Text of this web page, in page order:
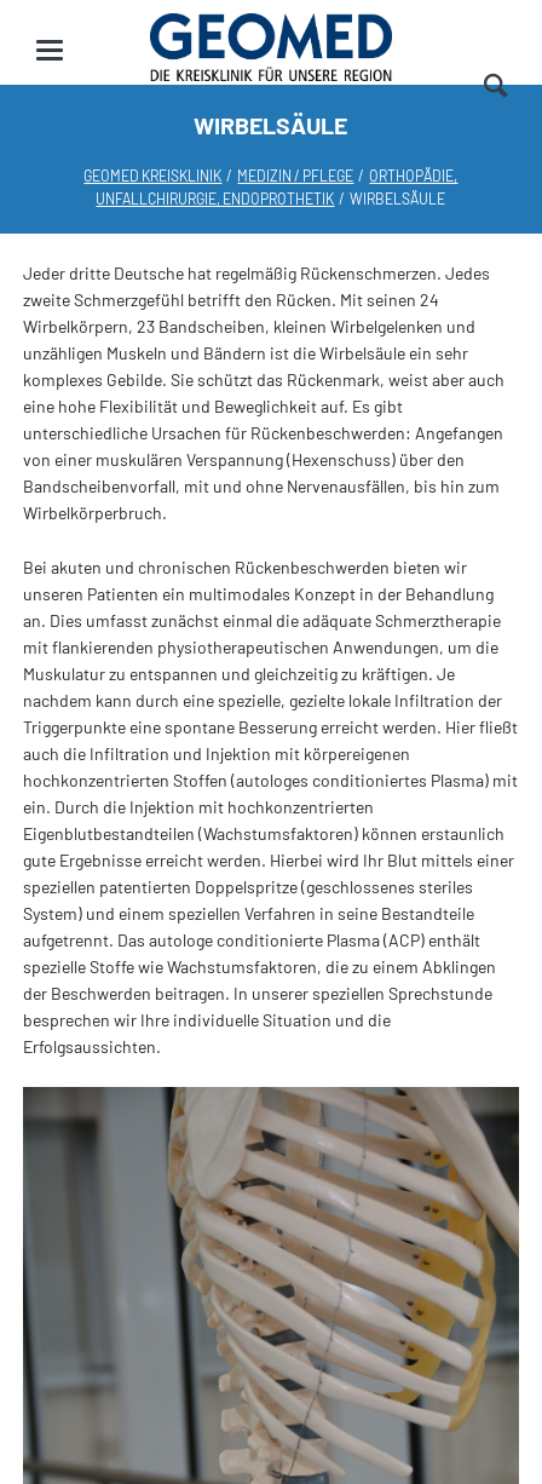
WIRBELSÄULE
GEOMED KREISKLINIK MEDIZIN / PFLEGE
ORTHOPÄDIE,
UNFALLCHIRURGIE, ENDOPROTHETIK
WIRBELSÄULE
Jeder dritte Deutsche hat regelmäßig Rückenschmerzen. Jedes
zweite Schmerzgefühl betrifft den Rücken. Mit seinen 24
Wirbelkörpern, 23 Bandscheiben, kleinen Wirbelgelenken und
unzähligen Muskeln und Bändern ist die Wirbelsäule ein sehr
komplexes Gebilde. Sie schützt das Rückenmark, weist aber auch
eine hohe Flexibilität und Beweglichkeit auf. Es gibt
unterschiedliche Ursachen für Rückenbeschwerden: Angefangen
von einer muskulären Verspannung (Hexenschuss) über den
Bandscheibenvorfall, mit und ohne Nervenausfällen, bis hin zum
Wirbelkörperbruch.
Bei akuten und chronischen Rückenbeschwerden bieten wir
unseren Patienten ein multimodales Konzept in der Behandlung
an. Dies umfasst zunächst einmal die adäquate Schmerztherapie
mit flankierenden physiotherapeutischen Anwendungen, um die
Muskulatur zu entspannen und gleichzeitig zu kräftigen. Je
nachdem kann durch eine spezielle, gezielte lokale Infiltration der
Triggerpunkte eine spontane Besserung erreicht werden. Hier fließt
auch die Infiltration und Injektion mit körpereigenen
hochkonzentrierten Stoffen (autologes conditioniertes Plasma) mit
ein. Durch die Injektion mit hochkonzentrierten
Eigenblutbestandteilen (Wachstumsfaktoren) können erstaunlich
gute Ergebnisse erreicht werden. Hierbei wird Ihr Blut mittels einer
speziellen patentierten Doppelspritze (geschlossenes steriles
System) und einem speziellen Verfahren in seine Bestandteile
aufgetrennt. Das autologe conditionierte Plasma (ACP) enthält
spezielle Stoffe wie Wachstumsfaktoren, die zu einem Abklingen
der Beschwerden beitragen. In unserer speziellen Sprechstunde
besprechen wir Ihre individuelle Situation und die
Erfolgsaussichten.